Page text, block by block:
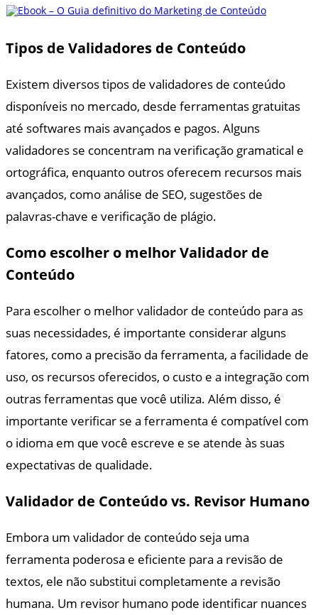
Tipos de Validadores de Conteúdo
Existem diversos tipos de validadores de conteúdo
disponíveis no mercado, desde ferramentas gratuitas
até softwares mais avançados e pagos. Alguns
validadores se concentram na verificação gramatical e
ortográfica, enquanto outros oferecem recursos mais
avançados, como análise de SEO, sugestões de
palavras-chave e verificação de plágio.
Como escolher o melhor Validador de
Conteúdo
Para escolher o melhor validador de conteúdo para as
suas necessidades, é importante considerar alguns
fatores, como a precisão da ferramenta, a facilidade de
uso, os recursos oferecidos, o custo e a integração com
outras ferramentas que você utiliza. Além disso, é
importante verificar se a ferramenta é compatível com
o idioma em que você escreve e se atende às suas
expectativas de qualidade.
Validador de Conteúdo vs. Revisor Humano
Embora um validador de conteúdo seja uma
ferramenta poderosa e eficiente para a revisão de
textos, ele não substitui completamente a revisão
humana. Um revisor humano pode identificar nuances